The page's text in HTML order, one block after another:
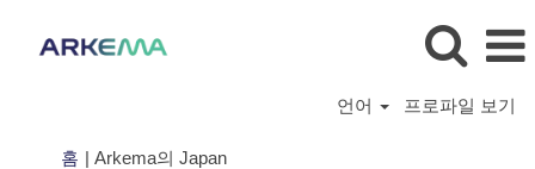
언어 프로파일 보기
홈 | Arkema의 Japan(현